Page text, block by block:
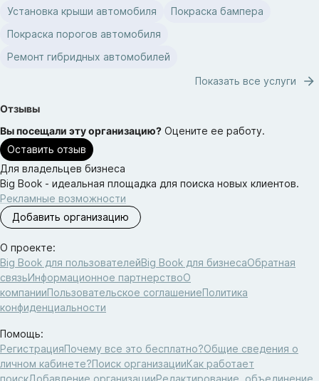
Установка крыши автомобиля
Покраска бампера
Покраска порогов автомобиля
Ремонт гибридных автомобилей
Показать все услуги
Отзывы
Вы посещали эту организацию? Оцените ее работу.
Оставить отзыв
Для владельцев бизнеса
Big Book - идеальная площадка для поиска новых клиентов.
Рекламные возможности
Добавить организацию
О проекте:
Big Book для пользователейBig Book для бизнесаОбратная
связьИнформационное партнерствоО
компанииПользовательское соглашениеПолитика
конфиденциальности
Помощь:
РегистрацияПочему все это бесплатно?Общие сведения о
личном кабинете?Поиск организацииКак работает